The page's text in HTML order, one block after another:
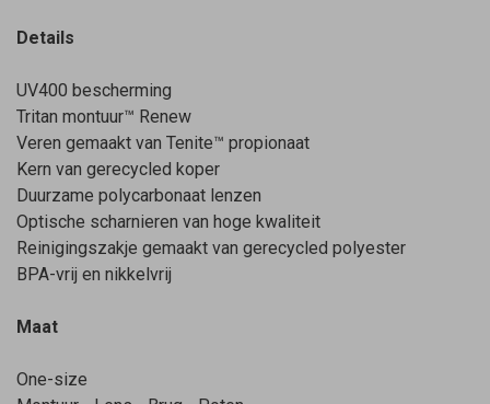
Details
UV400 bescherming
Tritan montuur™ Renew
Veren gemaakt van Tenite™ propionaat
Kern van gerecycled koper
Duurzame polycarbonaat lenzen
Optische scharnieren van hoge kwaliteit
Reinigingszakje gemaakt van gerecycled polyester
BPA-vrij en nikkelvrij
Maat
One-size